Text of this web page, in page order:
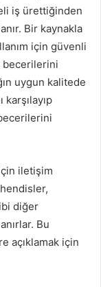
iş ürettiğinden
Bir kaynakla
için güvenli
becerilerini
uygun kalitede
karşılayıp
iletişim
diğer
Bu
açıklamak için